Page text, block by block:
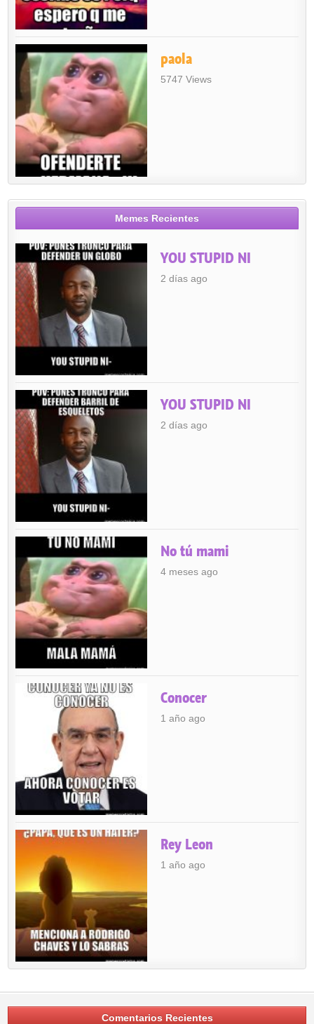
paola
5747 Views
Memes Recientes
YOU STUPID NI
2 días ago
YOU STUPID NI
2 días ago
No tú mami
4 meses ago
Conocer
1 año ago
Rey Leon
1 año ago
Comentarios Recientes